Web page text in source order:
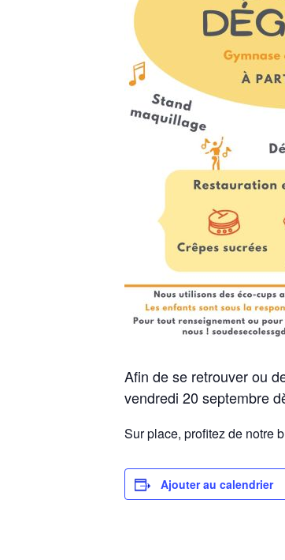
Afin de se retrouver ou
vendredi 20 septembre
Sur place, profitez de notre
Ajouter au calendrier